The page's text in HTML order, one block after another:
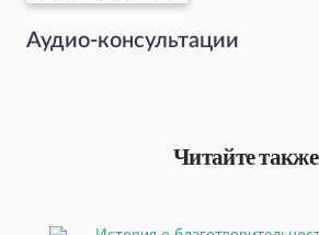
Аудио-консультации
Читайте также